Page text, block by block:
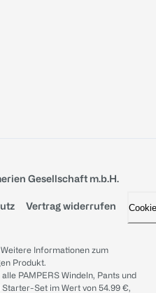
Gesellschaft m.b.H.
Vertrag widerrufen
Informationen zum
Produkt.
PAMPERS Windeln, Pants und
Set im Wert von 54.99 €,